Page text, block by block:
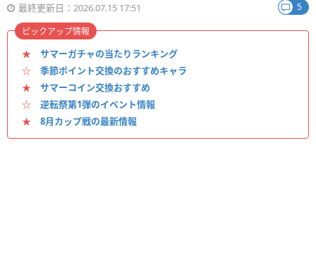
最終更新日：2026.07.15 17:51
5
★ サマーガチャの当たりランキング
☆ 季節ポイント交換のおすすめキャラ
★ サマーコイン交換おすすめ
☆ 逆転祭第1弾のイベント情報
★ 8月カップ戦の最新情報
ピックアップ情報